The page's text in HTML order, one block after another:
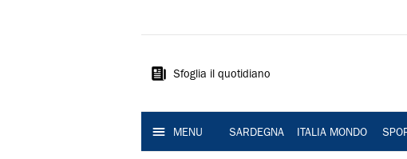
Sardegna
Sfoglia il quotidiano
MENU SARDEGNA ITALIA MONDO